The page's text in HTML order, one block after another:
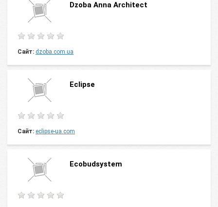
Dzoba Anna Architect
Сайт: dzoba.com.ua
Eclipse
Сайт: eclipse-ua.com
Ecobudsystem